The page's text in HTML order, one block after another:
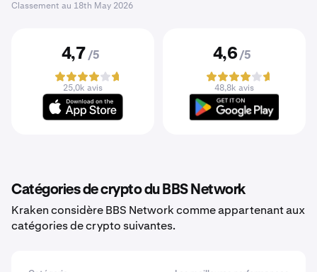
Classement au 18th May 2026
4,7 /5
25,0k avis
4,6 /5
48,8k avis
Catégories de crypto du BBS Network
Kraken considère BBS Network comme appartenant aux
catégories de crypto suivantes.